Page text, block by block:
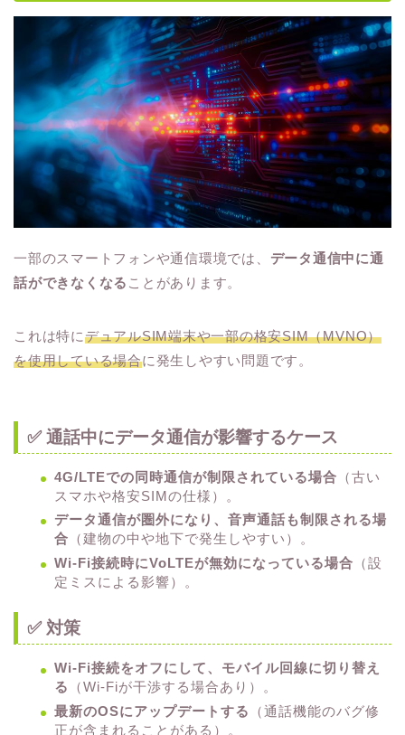
一部のスマートフォンや通信環境では、 データ通信中に通
話ができなくなる ことがあります。
これは特にデュアルSIM端末や一部の格安SIM（MVNO）
を使用している場合に発生しやすい問題です。
✅ 通話中にデータ通信が影響するケース
4G/LTEでの同時通信が制限されている場合 （古い
スマホや格安SIMの仕様）。
データ通信が圏外になり、音声通話も制限される場
合 （建物の中や地下で発生しやすい）。
Wi-Fi接続時にVoLTEが無効になっている場合 （設
定ミスによる影響）。
✅ 対策
Wi-Fi接続をオフにして、モバイル回線に切り替え
る
（Wi-Fiが干渉する場合あり）。
最新のOSにアップデートする
（通話機能のバグ修
正が含まれることがある）。